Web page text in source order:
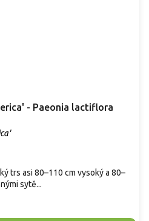
- Paeonia lactiflora
trs asi 80–110 cm vysoký a 80–
sytě...